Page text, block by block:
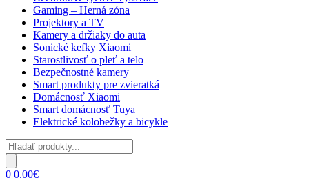
Gaming – Herná zóna
Projektory a TV
Kamery a držiaky do auta
Sonické kefky Xiaomi
Starostlivosť o pleť a telo
Bezpečnostné kamery
Smart produkty pre zvieratká
Domácnosť Xiaomi
Smart domácnosť Tuya
Elektrické kolobežky a bicykle
Products
search
0 0.00€